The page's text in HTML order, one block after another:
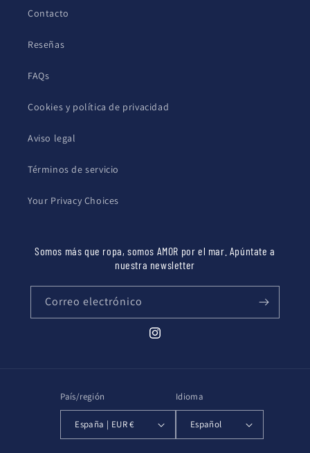
Contacto
Reseñas
FAQs
Cookies y política de privacidad
Aviso legal
Términos de servicio
Your Privacy Choices
Somos más que ropa, somos AMOR por el mar. Apúntate a
nuestra newsletter
Correo electrónico
Instagram
País/región
España | EUR €
Idioma
Español